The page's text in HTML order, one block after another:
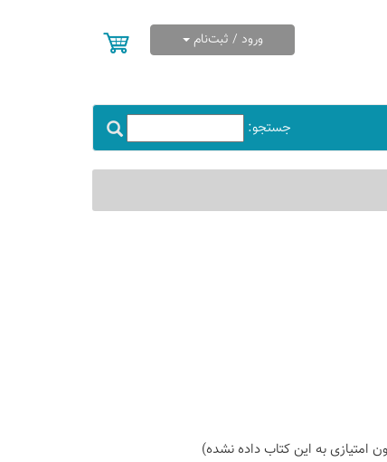
ورود / ثبت‌نام
جستجو:
امتیازی به این كتاب داده نشده)